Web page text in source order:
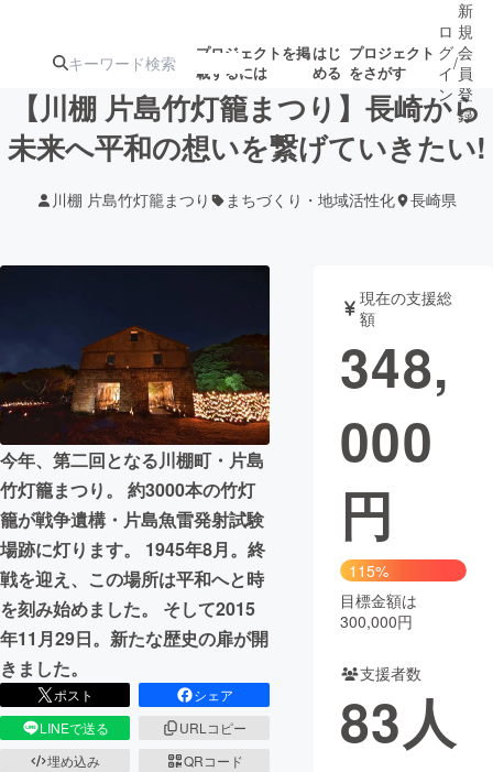
プロジェクトを掲
載するには
はじ
める
プロジェクト
をさがす
人気のプロ
ジェクト
注目のリ
ターン
注目の新着プロ
ジェクト
募集終了が近いプ
ロジェクト
もうすぐ公開
されます
音楽
テクノロジー・ガジェット ゲーム・サ
映像・映画
ビジネス・起業
まちづくり・地域活性化
CAMPFIRE for Social Good
CAMPFIRE Creation
CAMPFIREふるさと納税machi-ya コミュニティ
ロ
グ
イ
ン
/
新
規
会
員
登
録
【川棚 片島竹灯籠まつり】長崎から
未来へ平和の想いを繋げていきたい!
川棚 片島竹灯籠まつり まちづくり・地域活性化 長崎県
今年、第二回となる川棚町・片島
竹灯籠まつり。 約3000本の竹灯
籠が戦争遺構・片島魚雷発射試験
場跡に灯ります。 1945年8月。終
戦を迎え、この場所は平和へと時
を刻み始めました。 そして2015
年11月29日。新たな歴史の扉が開
きました。
ポスト
シェア
LINEで送る
URLコピー
埋め込み
QRコード
現在の支援総
額
348,
000
円
115%
目標金額は
300,000円
支援者数
83人